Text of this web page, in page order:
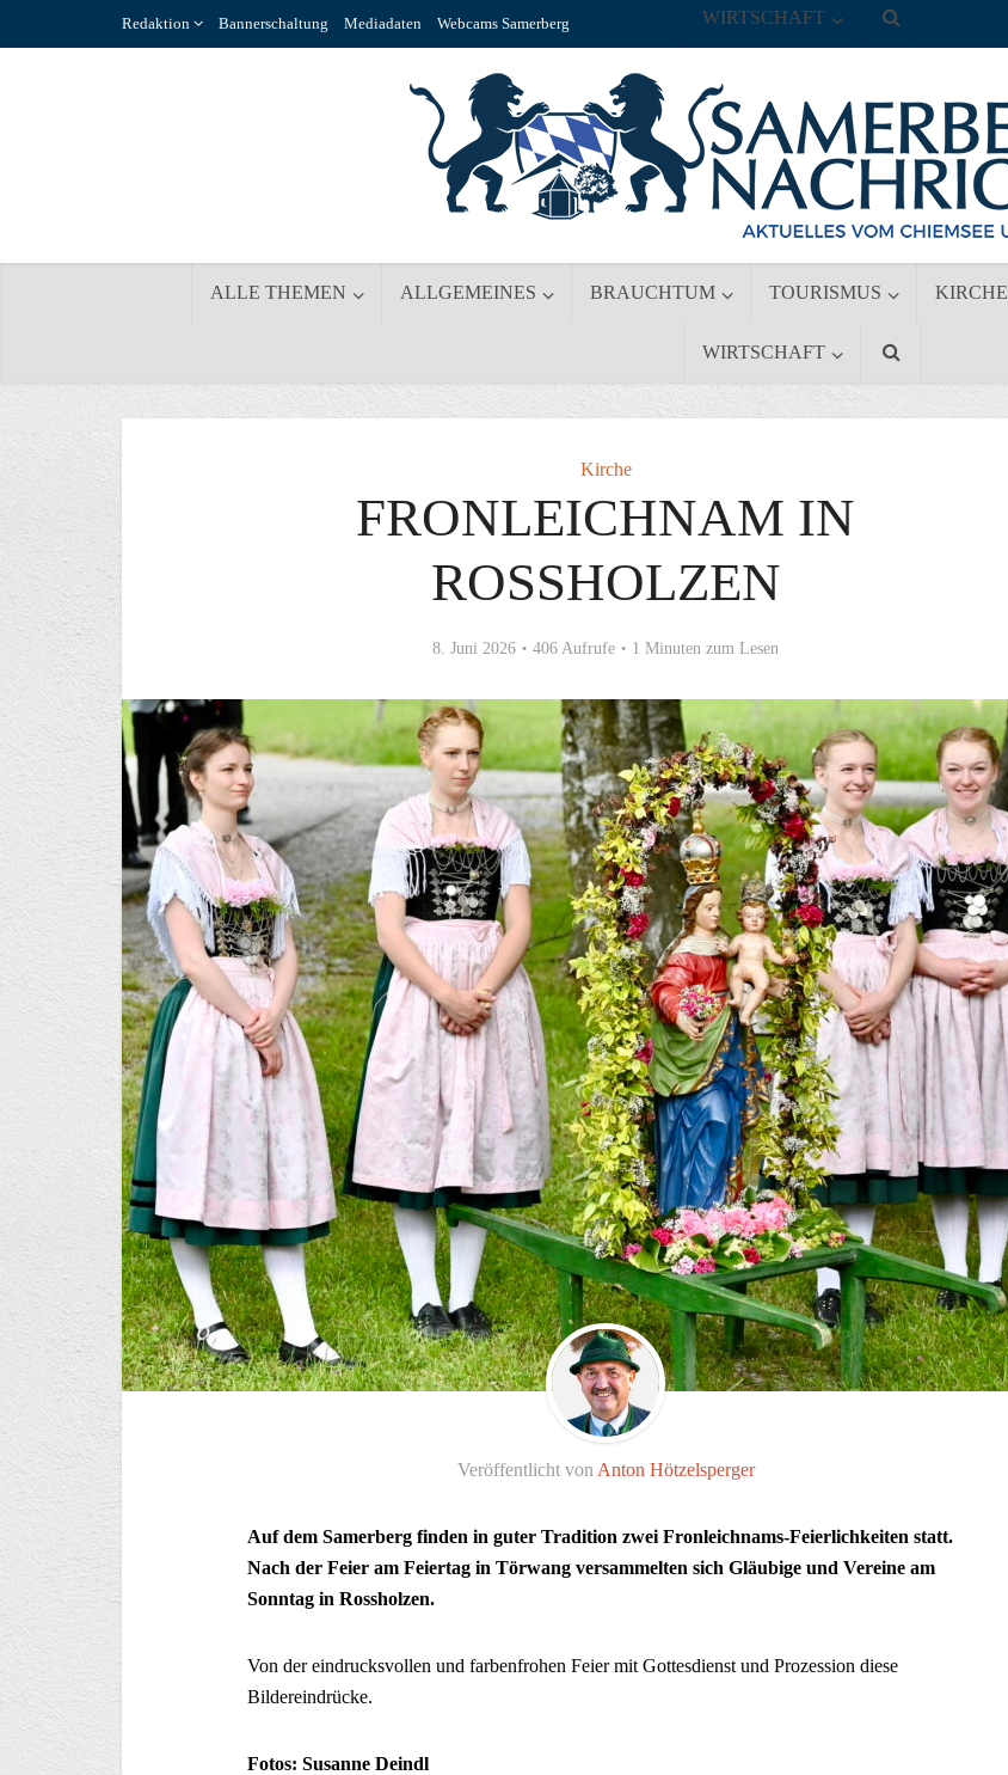
Redaktion Bannerschaltung Mediadaten Webcams Samerberg
ALLE THEMEN ALLGEMEINES BRAUCHTUM TOURISMUS KIRCHE
WIRTSCHAFT
WIRTSCHAFT
Kirche
FRONLEICHNAM IN
ROSSHOLZEN
8. Juni 2026 406 Aufrufe 1 Minuten zum Lesen
Veröffentlicht von Anton Hötzelsperger
Auf dem Samerberg finden in guter Tradition zwei Fronleichnams-Feierlichkeiten statt.
Nach der Feier am Feiertag in Törwang versammelten sich Gläubige und Vereine am
Sonntag in Rossholzen.
Von der eindrucksvollen und farbenfrohen Feier mit Gottesdienst und Prozession diese
Bildereindrücke.
Fotos: Susanne Deindl